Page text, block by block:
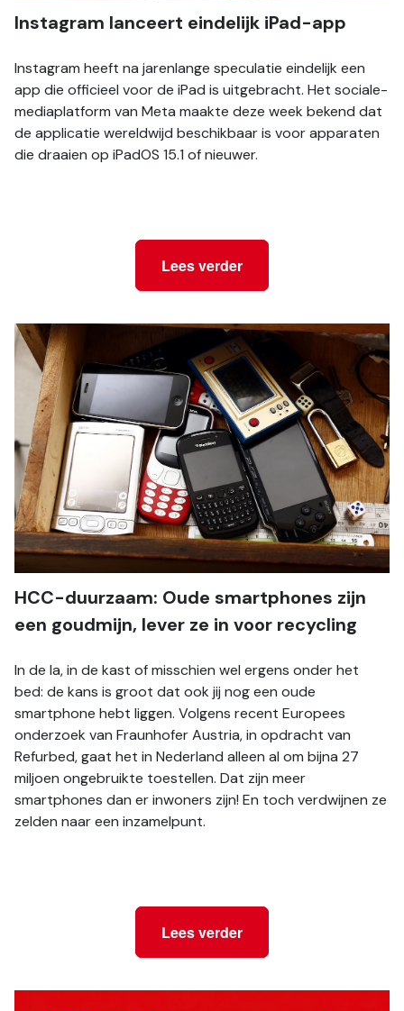
Instagram lanceert eindelijk iPad-app
Instagram heeft na jarenlange speculatie eindelijk een
app die officieel voor de iPad is uitgebracht. Het sociale-
mediaplatform van Meta maakte deze week bekend dat
de applicatie wereldwijd beschikbaar is voor apparaten
die draaien op iPadOS 15.1 of nieuwer.
Lees verder
HCC-duurzaam: Oude smartphones zijn
een goudmijn, lever ze in voor recycling
In de la, in de kast of misschien wel ergens onder het
bed: de kans is groot dat ook jij nog een oude
smartphone hebt liggen. Volgens recent Europees
onderzoek van Fraunhofer Austria, in opdracht van
Refurbed, gaat het in Nederland alleen al om bijna 27
miljoen ongebruikte toestellen. Dat zijn meer
smartphones dan er inwoners zijn! En toch verdwijnen ze
zelden naar een inzamelpunt.
Lees verder